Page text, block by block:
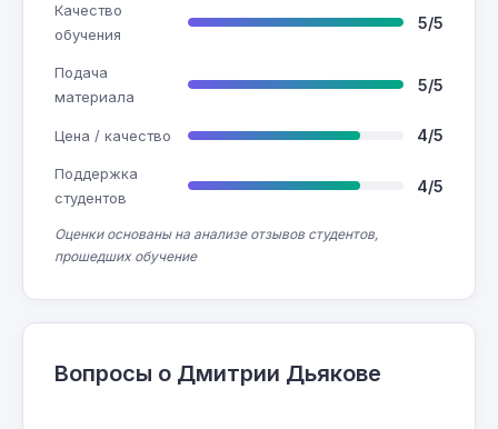
Качество
обучения
5/5
Подача
материала
5/5
Цена / качество 4/5
Поддержка
студентов
4/5
Оценки основаны на анализе отзывов студентов,
прошедших обучение
Вопросы о Дмитрии Дьякове